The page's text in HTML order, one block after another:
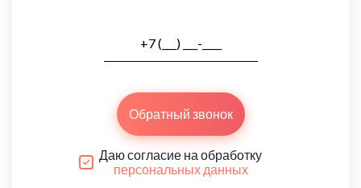
Обратный звонок
Даю согласие на обработку
персональных данных